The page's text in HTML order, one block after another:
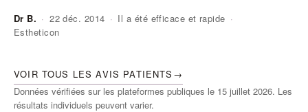
Dr B. · 22 déc. 2014 · Il a été efficace et rapide ·
Estheticon
VOIR TOUS LES AVIS PATIENTS →
Données vérifiées sur les plateformes publiques le 15 juillet 2026. Les
résultats individuels peuvent varier.